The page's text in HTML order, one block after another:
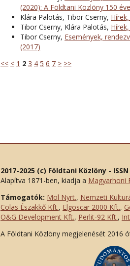
(2020): A Földtani Közlöny 150
Klára Palotás, Tibor Cserny,
Tibor Cserny, Klára Palotás,
Tibor Cserny, Események,
(2017)
<< < 1 2 3 4 5 6 7 > >>
2017-2025 (c) Földtani Közlöny -
Alapítva 1871-ben, kiadja a Magyarhoni
Támogatók: Mol Nyrt., Nemzeti
Colas Északkő Kft., Elgoscar 2000 Kft.,
O&G Development Kft., Perlit-92 Kft.,
A Földtani Közlöny megjelenését 2016